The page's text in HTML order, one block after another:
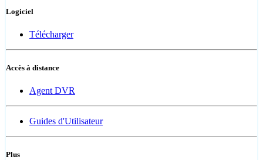
Logiciel
Télécharger
Accès à distance
Agent DVR
Guides d'Utilisateur
Plus